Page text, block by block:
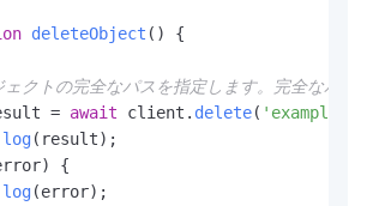
deleteObject ( ) {
クトの完全なパスを指定します。完全なパス
= await client. delete(
log(result);
{
log(error);